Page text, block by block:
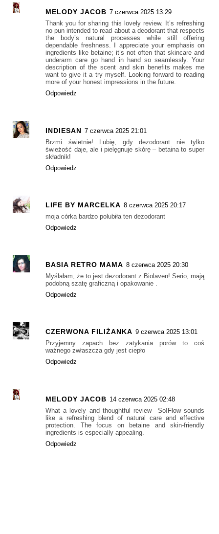
MELODY JACOB 7 czerwca 2025 13:29
Thank you for sharing this lovely review. It’s refreshing
no pun intended to read about a deodorant that respects
the body’s natural processes while still offering
dependable freshness. I appreciate your emphasis on
ingredients like betaine; it’s not often that skincare and
underarm care go hand in hand so seamlessly. Your
description of the scent and skin benefits makes me
want to give it a try myself. Looking forward to reading
more of your honest impressions in the future.
Odpowiedz
INDIESAN 7 czerwca 2025 21:01
Brzmi świetnie! Lubię, gdy dezodorant nie tylko
świeżość daje, ale i pielęgnuje skórę – betaina to super
składnik!
Odpowiedz
LIFE BY MARCELKA 8 czerwca 2025 20:17
moja córka bardzo polubiła ten dezodorant
Odpowiedz
BASIA RETRO MAMA 8 czerwca 2025 20:30
Myślałam, że to jest dezodorant z Biolaven! Serio, mają
podobną szatę graficzną i opakowanie .
Odpowiedz
CZERWONA FILIŻANKA 9 czerwca 2025 13:01
Przyjemny zapach bez zatykania porów to coś
ważnego zwłaszcza gdy jest ciepło
Odpowiedz
MELODY JACOB 14 czerwca 2025 02:48
What a lovely and thoughtful review—So!Flow sounds
like a refreshing blend of natural care and effective
protection. The focus on betaine and skin-friendly
ingredients is especially appealing.
Odpowiedz